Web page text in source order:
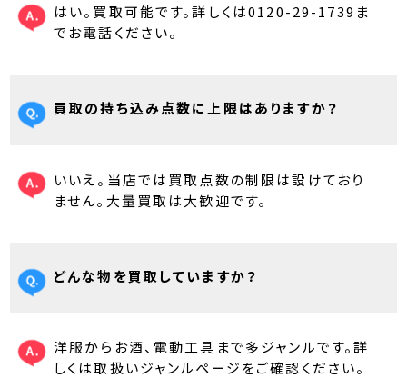
はい。買取可能です。詳しくは0120-29-1739ま
でお電話ください。
買取の持ち込み点数に上限はありますか？
いいえ。当店では買取点数の制限は設けており
ません。大量買取は大歓迎です。
どんな物を買取していますか？
洋服からお酒、電動工具まで多ジャンルです。詳
しくは取扱いジャンルページをご確認ください。